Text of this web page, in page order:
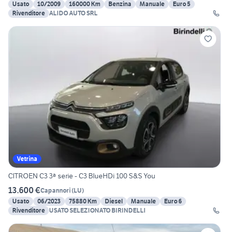
Usato 10/2009 160000 Km Benzina Manuale
Euro 5
Rivenditore ALIDO AUTO SRL
Vetrina
CITROEN C3 3ª serie - C3 BlueHDi 100 S&S You
13.600 €Capannori(LU)
Usato
06/2023 75880 Km Diesel Manuale
Euro 6
Rivenditore USATO SELEZIONATO BIRINDELLI